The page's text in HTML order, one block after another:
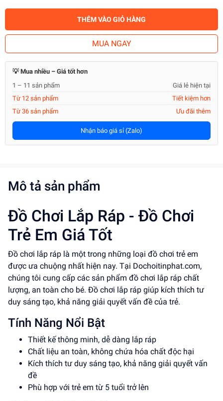
THÊM VÀO GIỎ HÀNG
MUA NGAY
💡 Mua nhiều – Giá tốt hơn
1 – 11 sản phẩm
Giá lẻ hiện tại
Từ 12 sản phẩm
Tiết kiệm hơn
Từ 36 sản phẩm
Ưu đãi thêm
Nhận báo giá sỉ (Zalo)
Mô tả sản phẩm
Đồ Chơi Lắp Ráp - Đồ Chơi
Trẻ Em Giá Tốt
Đồ chơi lắp ráp là một trong những loại đồ chơi trẻ em
được ưa chuộng nhất hiện nay. Tại Dochoitinphat.com,
chúng tôi cung cấp các sản phẩm đồ chơi lắp ráp chất
lượng, an toàn cho bé. Đồ chơi lắp ráp giúp kích thích tư
duy sáng tạo, khả năng giải quyết vấn đề của trẻ.
Tính Năng Nổi Bật
Thiết kế thông minh, dễ dàng lắp ráp
Chất liệu an toàn, không chứa hóa chất độc hại
Kích thích tư duy sáng tạo, khả năng giải quyết vấn
đề
Phù hợp với trẻ em từ 5 tuổi trở lên